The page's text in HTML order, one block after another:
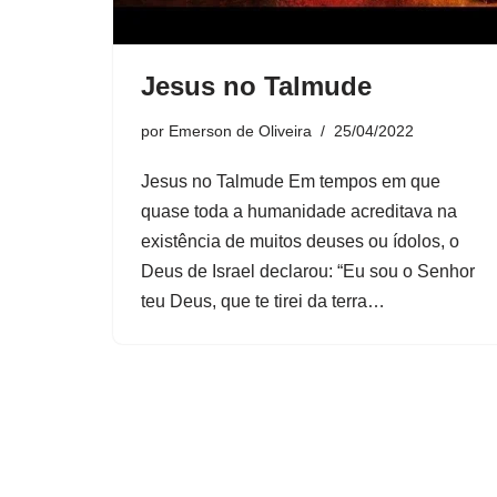
Jesus no Talmude
por Emerson de Oliveira 25/04/2022
Jesus no Talmude Em tempos em que
quase toda a humanidade acreditava na
existência de muitos deuses ou ídolos, o
Deus de Israel declarou: “Eu sou o Senhor
teu Deus, que te tirei da terra…